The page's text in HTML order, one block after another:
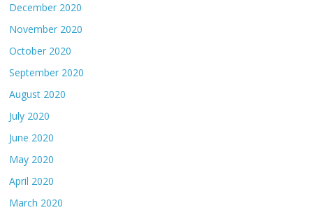
December 2020
November 2020
October 2020
September 2020
August 2020
July 2020
June 2020
May 2020
April 2020
March 2020